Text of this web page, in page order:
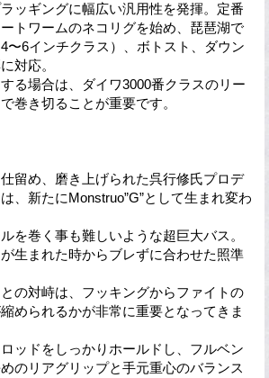
ッギングに幅広い汎用性を発揮。定番
トワームのネコリグを始め、琵琶湖で
〜6インチクラス）、ボトスト、ダウン
対応。
る場合は、ダイワ3000番クラスのリー
巻き切ることが重要です。
留め、磨き上げられた呉行修氏プロデ
、新たにMonstruo”G”として生まれ変わ
を巻く事も難しいような超巨大バス。
生まれた時からブレずに合わせた照準
の対峙は、フッキングからファイトの
められるかが非常に重要となってきま
ッドをしっかりホールドし、フルベン
のリアグリップと手元重心のバランス